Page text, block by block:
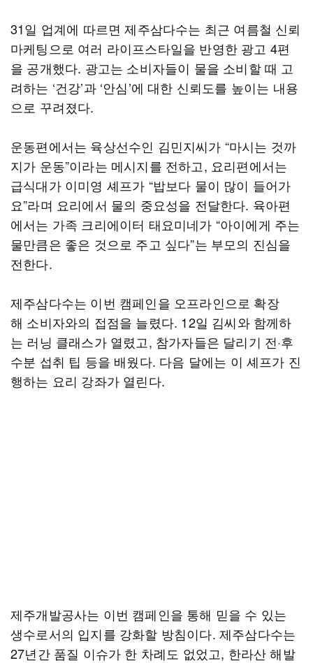
31일 업계에 따르면 제주삼다수는 최근 여름철 신뢰
마케팅으로 여러 라이프스타일을 반영한 광고 4편
을 공개했다. 광고는 소비자들이 물을 소비할 때 고
려하는 ‘건강’과 ‘안심’에 대한 신뢰도를 높이는 내용
으로 꾸려졌다.
운동편에서는 육상선수인 김민지씨가 “마시는 것까
지가 운동”이라는 메시지를 전하고, 요리편에서는
급식대가 이미영 셰프가 “밥보다 물이 많이 들어가
요”라며 요리에서 물의 중요성을 전달한다. 육아편
에서는 가족 크리에이터 태요미네가 “아이에게 주는
물만큼은 좋은 것으로 주고 싶다”는 부모의 진심을
전한다.
제주삼다수는 이번 캠페인을 오프라인으로 확장
해 소비자와의 접점을 늘렸다. 12일 김씨와 함께하
는 러닝 클래스가 열렸고, 참가자들은 달리기 전·후
수분 섭취 팁 등을 배웠다. 다음 달에는 이 셰프가 진
행하는 요리 강좌가 열린다.
제주개발공사는 이번 캠페인을 통해 믿을 수 있는
생수로서의 입지를 강화할 방침이다. 제주삼다수는
27년간 품질 이슈가 한 차례도 없었고, 한라산 해발